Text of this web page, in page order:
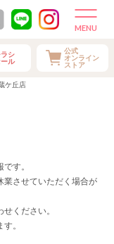
シ
ル
公式
オンライン
ストア
ケ丘店
す。
業させていただく場合が
ください。
。